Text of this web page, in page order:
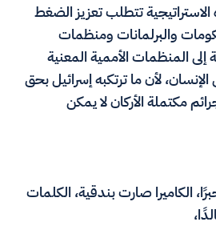
تتطلب تعزيز الضغط
والبرلمانات ومنظمات
المنظمات الأممية المعنية
لأن ما ترتكبه إسرائيل بحق
مكتملة الأركان لا يمكن
الكاميرا صارت بندقية، الكلمات